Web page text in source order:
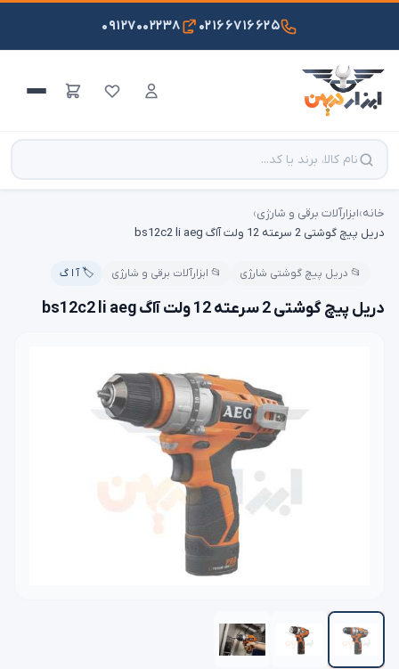
۰۲۱۶۶۷۱۶۶۲۵ ۰۹۱۲۷۰۰۲۲۳۸
خانه›ابزارآلات برقی و شارژی›
دریل پیچ گوشتی 2 سرعته 12 ولت آاگ bs12c2 li aeg
📂 دریل پیچ گوشتی شارژی 📂 ابزارآلات برقی و شارژی 🏷️ آ ا گ
دریل پیچ گوشتی 2 سرعته 12 ولت آاگ bs12c2 li aeg